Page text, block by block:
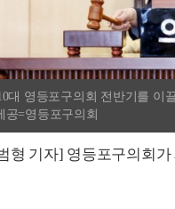
대 영등포구의회 전반기를 이
공=영등포구의회
형 기자] 영등포구의회